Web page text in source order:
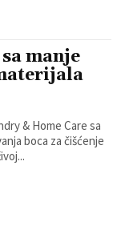
manje
& Home Care sa